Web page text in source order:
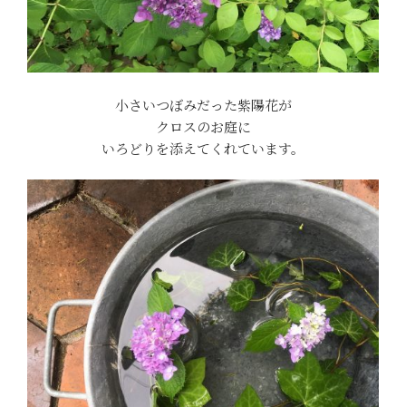
小さいつぼみだった紫陽花が
クロスのお庭に
いろどりを添えてくれています。